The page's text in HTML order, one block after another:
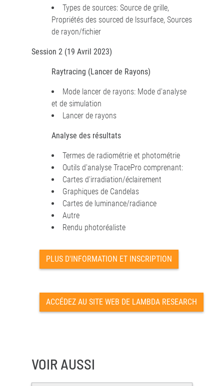
Types de sources: Source de grille,
Propriétés des sourced de lssurface, Sources
de rayon/fichier
Session 2 (19 Avril 2023)
Raytracing (Lancer de Rayons)
Mode lancer de rayons: Mode d'analyse
et de simulation
Lancer de rayons
Analyse des résultats
Termes de radiométrie et photométrie
Outils d'analyse TracePro comprenant:
Cartes d'irradiation/éclairement
Graphiques de Candelas
Cartes de luminance/radiance
Autre
Rendu photoréaliste
PLUS D'INFORMATION ET INSCRIPTION
ACCÉDEZ AU SITE WEB DE LAMBDA RESEARCH
VOIR AUSSI